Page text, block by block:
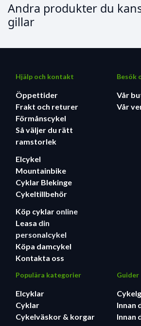
Andra produkter du
gillar
Hjälp och kontakt
Öppettider
Frakt och returer
Förmånscykel
Så väljer du rätt
ramstorlek
Elcykel
Mountainbike
Cyklar Blekinge
Cykeltillbehör
Köp cyklar online
Leasa din
personalcykel
Köpa damcykel
Kontakta oss
Besök
Vår
Vår
Populära kategorier
Elcyklar
Cyklar
Cykelväskor & korgar
Guider
Innan
Innan